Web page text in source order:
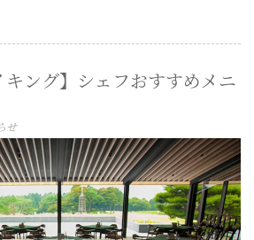
キング】シェフおすすめメニ
せ